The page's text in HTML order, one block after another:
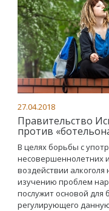
27.04.2018
Правительство
против
В целях борьбы с
несовершеннолетних
воздействии
изучению проблем
послужит основой для
регулирующего